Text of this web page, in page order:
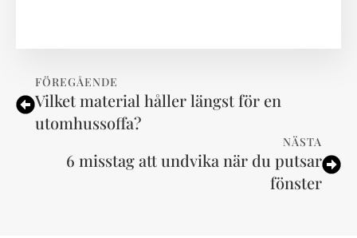
FÖREGÅENDE
Vilket material håller längst för en
utomhussoffa?
NÄSTA
6 misstag att undvika när du putsar
fönster